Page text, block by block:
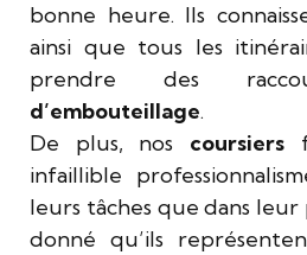
bonne heure. Ils
ainsi que tous les
prendre des
d’embouteillage.
De plus, nos coursiers
infaillible
leurs tâches que dans
donné qu’ils